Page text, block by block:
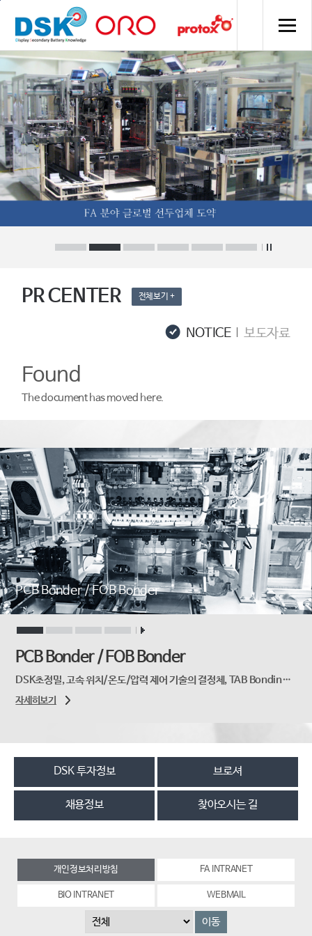
PR CENTER 전체보기 +
NOTICE
Found
The document has moved here.
보도자료
PCB Bonder / FOB Bonder
PCB Bonder / FOB Bonder
DSK초정밀, 고속 위치/온도/압력 제어 기술의 결정체, TAB Bonding System LCD모듈 조립 라인을 구성하는 핵심 주요 정밀 Bonding 장비...
자세히보기
DSK 투자정보 브로셔
채용정보 찾아오시는 길
개인정보처리방침 FA INTRANET
BIO INTRANET WEBMAIL
이동